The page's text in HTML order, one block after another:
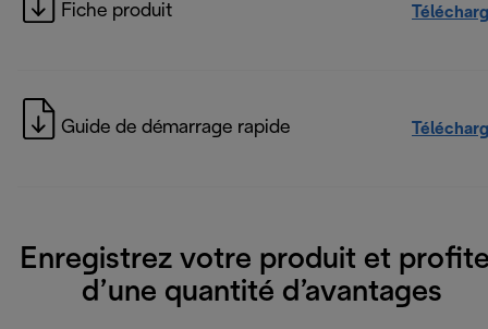
Fiche produit
Guide de démarrage rapide
Enregistrez votre produit et
d’une quantité d’avantages